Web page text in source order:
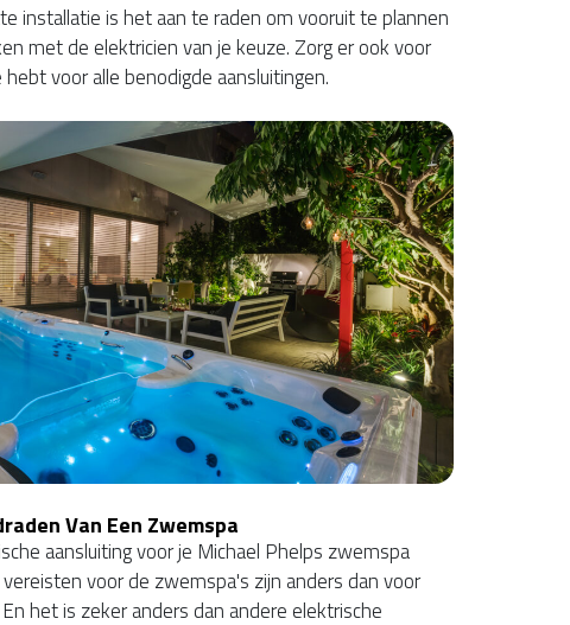
installatie is het aan te raden om vooruit te plannen
met de elektricien van je keuze. Zorg er ook voor
voor alle benodigde aansluitingen.
Van Een Zwemspa
aansluiting voor je Michael Phelps zwemspa
voor de zwemspa's zijn anders dan voor
het is zeker anders dan andere elektrische